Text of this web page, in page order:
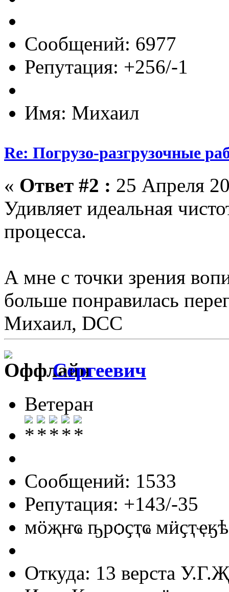
Сообщений: 6977
Репутация: +256/-1
Имя: Михаил
Re: Погрузо-разгрузочные
« Ответ #2 : 25 Апреля
Удивляет идеальная
процесса.
А мне с точки зрения
больше понравилась
Михаил, DCC
Сергеевич
Ветеран
Сообщений: 1533
Репутация: +143/-35
мӧҗҥҩ ҧрѻҫҭҩ
Откуда: 13 верста